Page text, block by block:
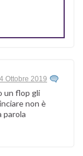
Ottobre 2019
un flop gli
non è
parola